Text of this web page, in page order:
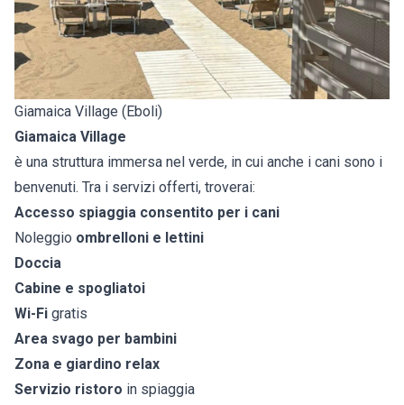
Giamaica Village (Eboli)
Giamaica Village
è una struttura immersa nel verde, in cui anche i cani sono i
benvenuti. Tra i servizi offerti, troverai:
Accesso spiaggia consentito per i cani
Noleggio ombrelloni e lettini
Doccia
Cabine e spogliatoi
Wi-Fi gratis
Area svago per bambini
Zona e giardino relax
Servizio ristoro in spiaggia